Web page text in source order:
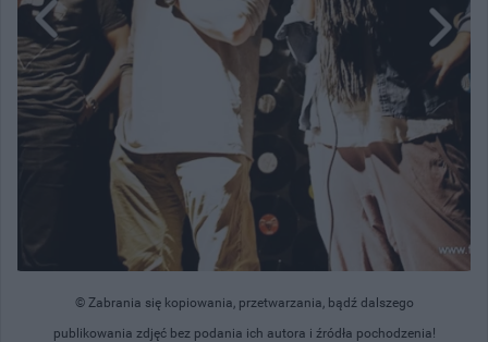
© Zabrania się kopiowania, przetwarzania, bądź dalszego
publikowania zdjęć bez podania ich autora i źródła pochodzenia!